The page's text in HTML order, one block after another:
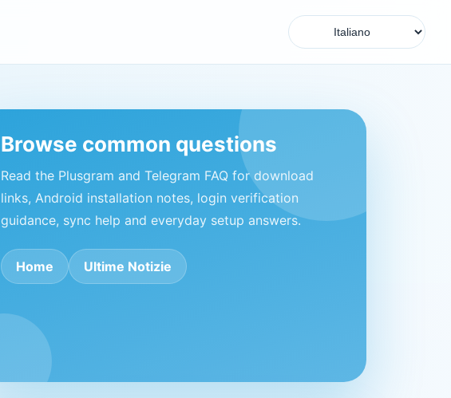
Browse common questions
Read the Plusgram and Telegram FAQ for download
links, Android installation notes, login verification
guidance, sync help and everyday setup answers.
Home Ultime Notizie